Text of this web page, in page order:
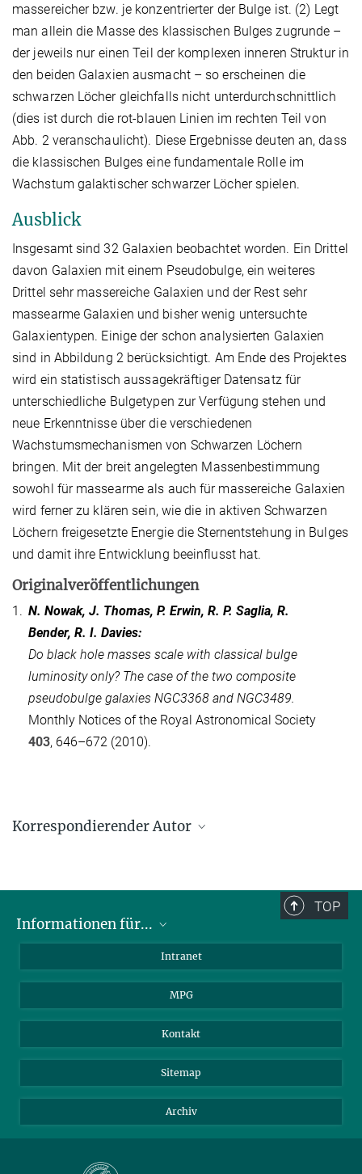
massereicher bzw. je konzentrierter der Bulge ist. (2) Legt
man allein die Masse des klassischen Bulges zugrunde –
der jeweils nur einen Teil der komplexen inneren Struktur in
den beiden Galaxien ausmacht – so erscheinen die
schwarzen Löcher gleichfalls nicht unterdurchschnittlich
(dies ist durch die rot-blauen Linien im rechten Teil von
Abb. 2 veranschaulicht). Diese Ergebnisse deuten an, dass
die klassischen Bulges eine fundamentale Rolle im
Wachstum galaktischer schwarzer Löcher spielen.
Ausblick
Insgesamt sind 32 Galaxien beobachtet worden. Ein Drittel
davon Galaxien mit einem Pseudobulge, ein weiteres
Drittel sehr massereiche Galaxien und der Rest sehr
massearme Galaxien und bisher wenig untersuchte
Galaxientypen. Einige der schon analysierten Galaxien
sind in Abbildung 2 berücksichtigt. Am Ende des Projektes
wird ein statistisch aussagekräftiger Datensatz für
unterschiedliche Bulgetypen zur Verfügung stehen und
neue Erkenntnisse über die verschiedenen
Wachstumsmechanismen von Schwarzen Löchern
bringen. Mit der breit angelegten Massenbestimmung
sowohl für massearme als auch für massereiche Galaxien
wird ferner zu klären sein, wie die in aktiven Schwarzen
Löchern freigesetzte Energie die Sternentstehung in Bulges
und damit ihre Entwicklung beeinflusst hat.
Originalveröffentlichungen
1. N. Nowak, J. Thomas, P. Erwin, R. P. Saglia, R.
Bender, R. I. Davies:
Do black hole masses scale with classical bulge
luminosity only? The case of the two composite
pseudobulge galaxies NGC3368 and NGC3489.
Monthly Notices of the Royal Astronomical Society
403, 646–672 (2010).
Korrespondierender Autor
TOP
Informationen für...
Journalisten
Intranet
MPG
Kontakt
Sitemap
Archiv